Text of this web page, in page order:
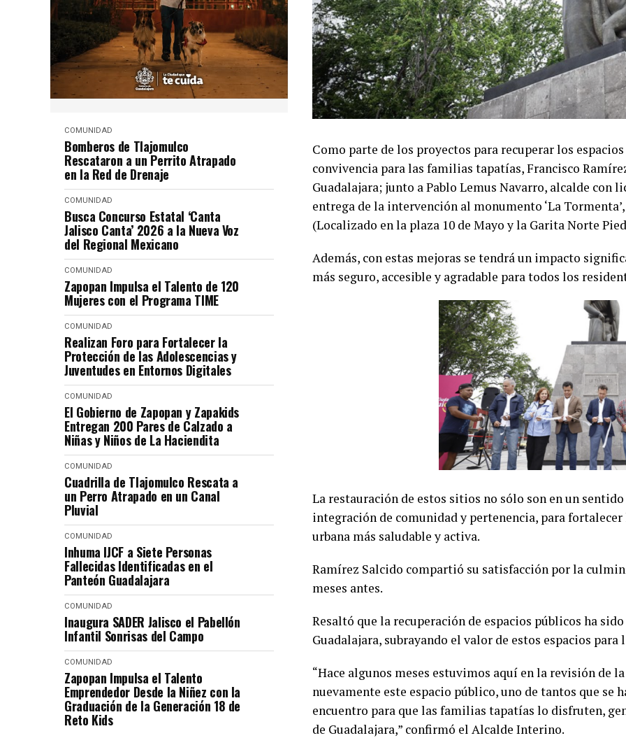
COMUNIDAD
Bomberos de Tlajomulco
Rescataron a un Perrito Atrapado
en la Red de Drenaje
COMUNIDAD
Busca Concurso Estatal ‘Canta
Jalisco Canta’ 2026 a la Nueva Voz
del Regional Mexicano
COMUNIDAD
Zapopan Impulsa el Talento de 120
Mujeres con el Programa TIME
COMUNIDAD
Realizan Foro para Fortalecer la
Protección de las Adolescencias y
Juventudes en Entornos Digitales
COMUNIDAD
El Gobierno de Zapopan y Zapakids
Entregan 200 Pares de Calzado a
Niñas y Niños de La Haciendita
COMUNIDAD
Cuadrilla de Tlajomulco Rescata a
un Perro Atrapado en un Canal
Pluvial
COMUNIDAD
Inhuma IJCF a Siete Personas
Fallecidas Identificadas en el
Panteón Guadalajara
COMUNIDAD
Inaugura SADER Jalisco el Pabellón
Infantil Sonrisas del Campo
COMUNIDAD
Zapopan Impulsa el Talento
Emprendedor Desde la Niñez con la
Graduación de la Generación 18 de
Reto Kids
Como parte de los proyectos para recuperar los
convivencia para las familias tapatías, Francisco
Guadalajara; junto a Pablo Lemus Navarro, alcalde con
entrega de la intervención al monumento ‘La
(Localizado en la plaza 10 de Mayo y la Garita Norte
Además, con estas mejoras se tendrá un impacto
más seguro, accesible y agradable para todos los
La restauración de estos sitios no sólo son en un
integración de comunidad y pertenencia, para
urbana más saludable y activa.
Ramírez Salcido compartió su satisfacción por la
meses antes.
Resaltó que la recuperación de espacios públicos ha
Guadalajara, subrayando el valor de estos espacios para
“Hace algunos meses estuvimos aquí en la revisión de
nuevamente este espacio público, uno de tantos que se
encuentro para que las familias tapatías lo disfruten,
de Guadalajara,” confirmó el Alcalde Interino.